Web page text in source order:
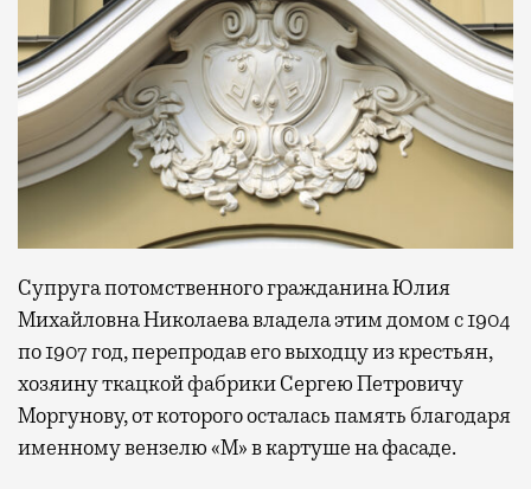
Супруга потомственного гражданина Юлия
Михайловна Николаева владела этим домом с 1904
по 1907 год, перепродав его выходцу из крестьян,
хозяину ткацкой фабрики Сергею Петровичу
Моргунову, от которого осталась память благодаря
именному вензелю «М» в картуше на фасаде.